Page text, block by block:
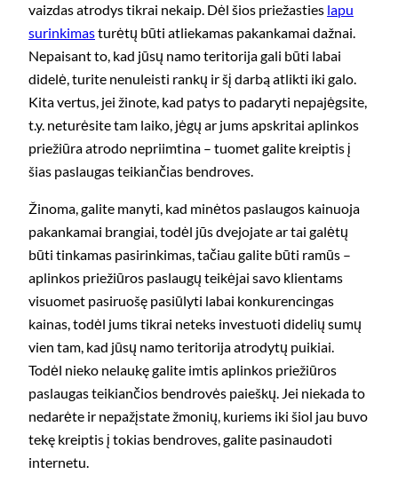
vaizdas atrodys tikrai nekaip. Dėl šios priežasties lapu
surinkimasturėtų būti atliekamas pakankamai dažnai.
Nepaisant to, kad jūsų namo teritorija gali būti labai
didelė, turite nenuleisti rankų ir šį darbą atlikti iki galo.
Kita vertus, jei žinote, kad patys to padaryti nepajėgsite,
t.y. neturėsite tam laiko, jėgų ar jums apskritai aplinkos
priežiūra atrodo nepriimtina – tuomet galite kreiptis į
šias paslaugas teikiančias bendroves.
Žinoma, galite manyti, kad minėtos paslaugos kainuoja
pakankamai brangiai, todėl jūs dvejojate ar tai galėtų
būti tinkamas pasirinkimas, tačiau galite būti ramūs –
aplinkos priežiūros paslaugų teikėjai savo klientams
visuomet pasiruošę pasiūlyti labai konkurencingas
kainas, todėl jums tikrai neteks investuoti didelių sumų
vien tam, kad jūsų namo teritorija atrodytų puikiai.
Todėl nieko nelaukę galite imtis aplinkos priežiūros
paslaugas teikiančios bendrovės paieškų. Jei niekada to
nedarėte ir nepažįstate žmonių, kuriems iki šiol jau buvo
tekę kreiptis į tokias bendroves, galite pasinaudoti
internetu.